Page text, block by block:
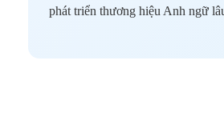
phát triển thương hiệu Anh ngữ